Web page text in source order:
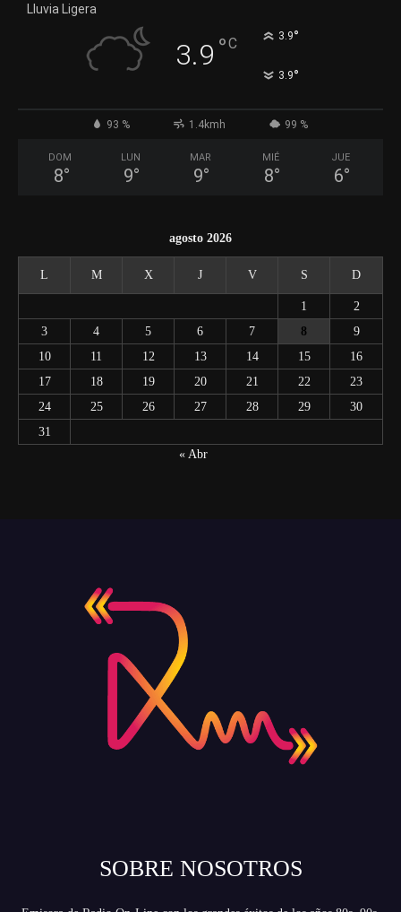
Lluvia Ligera
3.9 °C 3.9°
3.9°
93 % 1.4kmh 99 %
DOM
8°
LUN
9°
MAR
9°
MIÉ
8°
JUE
6°
agosto 2026
L M X J V S D
1
2
3
4 5 6 7 8
9
10
11 12 13 14 15
16
17
18 19 20 21 22
23
24
25 26 27 28 29
30
31
« Abr
SOBRE NOSOTROS